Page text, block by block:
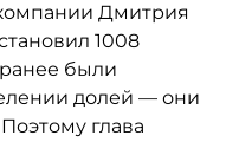
Дмитрия
1008
были
долей — они
глава